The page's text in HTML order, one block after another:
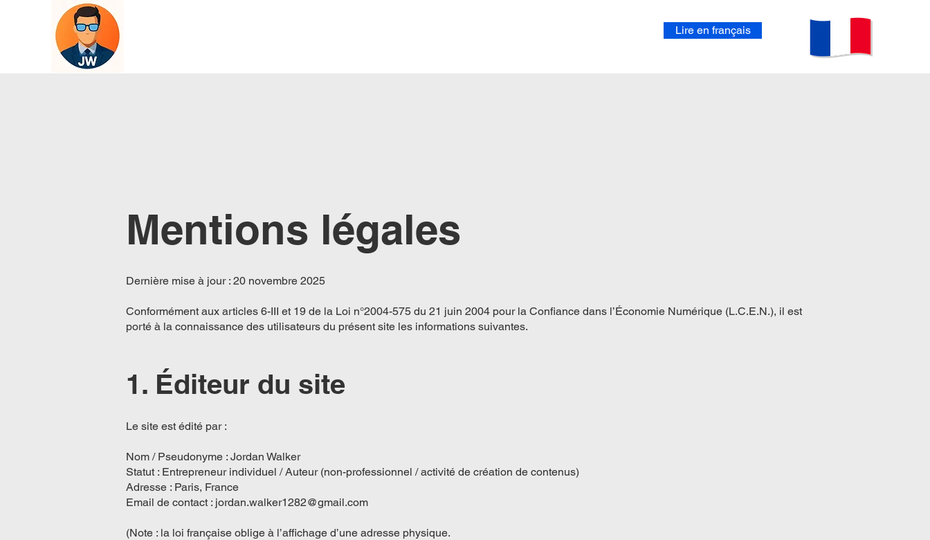
Lire en français
Mentions légales
Dernière mise à jour : 20 novembre 2025
Conformément aux articles 6-III et 19 de la Loi n°2004-575 du 21 juin 2004 pour la Confiance dans l’Économie Numérique (L.C.E.N.), il est
porté à la connaissance des utilisateurs du présent site les informations suivantes.
1. Éditeur du site
Le site est édité par :
Nom / Pseudonyme : Jordan Walker
Statut : Entrepreneur individuel / Auteur (non-professionnel / activité de création de contenus)
Adresse : Paris, France
Email de contact : jordan.walker1282@gmail.com
(Note : la loi française oblige à l’affichage d’une adresse physique.